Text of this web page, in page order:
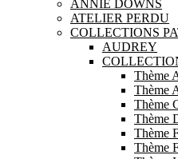
ANNIE DOWNS
ATELIER PERDU
COLLECTIONS
AUDREY
Thème
Thème
Thème
Thème
Thème
Thème